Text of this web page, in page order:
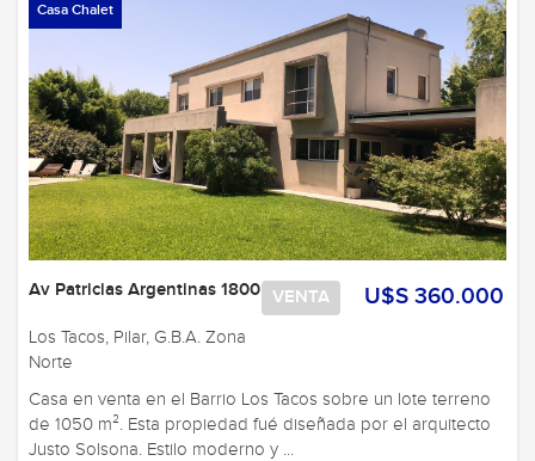
Casa Chalet
U$S 360.000
VENTA
Av Patricias Argentinas 1800
Los Tacos, Pilar, G.B.A. Zona
Norte
Casa en venta en el Barrio Los Tacos sobre un lote terreno
de 1050 m². Esta propiedad fué diseñada por el arquitecto
Justo Solsona. Estilo moderno y ...